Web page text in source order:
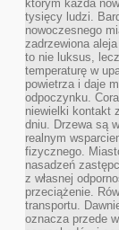
którym każda
tysięcy ludzi.
nowoczesnego
zadrzewiona
to nie luksus,
temperaturę w
powietrza i daje
odpoczynku.
niewielki kontakt
dniu. Drzewa są
realnym
fizycznego.
nasadzeń
z własnej
przeciążenie.
transportu.
oznacza przede